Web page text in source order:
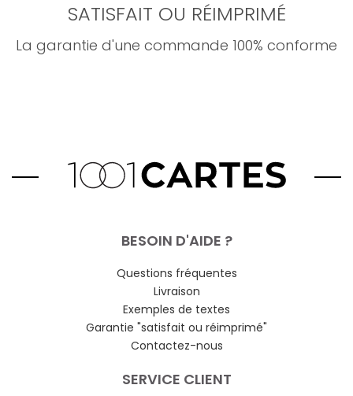
SATISFAIT OU RÉIMPRIMÉ
La garantie d'une commande 100% conforme
BESOIN D'AIDE ?
Questions fréquentes
Livraison
Exemples de textes
Garantie "satisfait ou réimprimé"
Contactez-nous
SERVICE CLIENT